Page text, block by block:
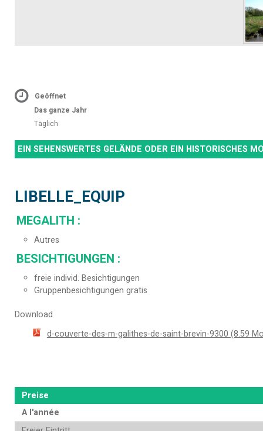
Geöffnet
Das ganze Jahr
Täglich
EIN SEHENSWERTES GELÄNDE ODER EIN HISTORISCHES
LIBELLE_EQUIP
MEGALITH :
Autres
BESICHTIGUNGEN :
freie individ. Besichtigungen
Gruppenbesichtigungen gratis
Download
d-couverte-des-m-galithes-de-saint-brevin-9300 (8.59
Preise
A l'année